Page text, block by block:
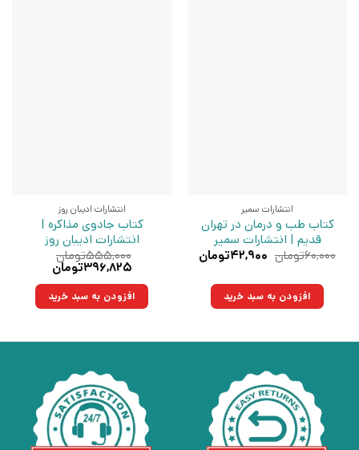
انتشارات سمیر
کتاب طب و درمان در تهران
قدیم | انتشارات سمیر
۶۰,۰۰۰تومان قیمت
بود.
۴۲,۹۰۰تومانقیمت
فعلی:
افزودن به سبد خرید
انتشارات ادیبان روز
کتاب جادوی مذاکره |
انتشارات ادیبان روز
۵۵۵,۰۰۰تومان
قیمت
۵۵۵,۰۰۰تومان
بود.
۳۹۶,۸۲۵تومان
۳۹۶,۸۲۵تومان.افزودن به سبد خرید